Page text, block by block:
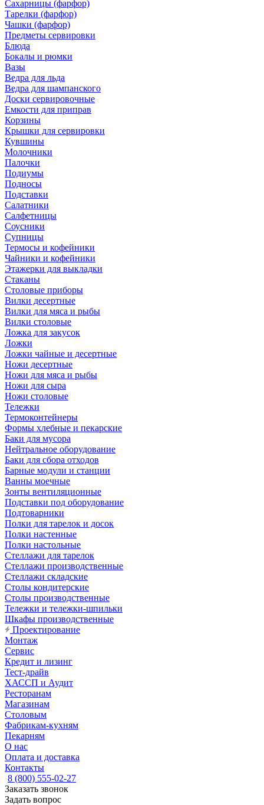
Сахарницы (фарфор)
Тарелки (фарфор)
Чашки (фарфор)
Предметы сервировки
Блюда
Бокалы и рюмки
Вазы
Ведра для льда
Ведра для шампанского
Доски сервировочные
Емкости для приправ
Корзины
Крышки для сервировки
Кувшины
Молочники
Палочки
Подиумы
Подносы
Подставки
Салатники
Салфетницы
Соусники
Супницы
Термосы и кофейники
Чайники и кофейники
Этажерки для выкладки
Стаканы
Столовые приборы
Вилки десертные
Вилки для мяса и рыбы
Вилки столовые
Ложка для закусок
Ложки
Ложки чайные и десертные
Ножи десертные
Ножи для мяса и рыбы
Ножи для сыра
Ножи столовые
Тележки
Термоконтейнеры
Формы хлебные и пекарские
Баки для мусора
Нейтральное оборудование
Баки для сбора отходов
Барные модули и станции
Ванны моечные
Зонты вентиляционные
Подставки под оборудование
Подтоварники
Полки для тарелок и досок
Полки настенные
Полки настольные
Стеллажи для тарелок
Стеллажи производственные
Стеллажи складские
Столы кондитерские
Столы производственные
Тележки и тележки-шпильки
Шкафы производственные
Проектирование
Монтаж
Сервис
Кредит и лизинг
Тест-драйв
ХАССП и Аудит
Ресторанам
Магазинам
Столовым
Фабрикам-кухням
Пекарням
О нас
Оплата и доставка
Контакты
8 (800) 555-02-27
Заказать звонок
Задать вопрос